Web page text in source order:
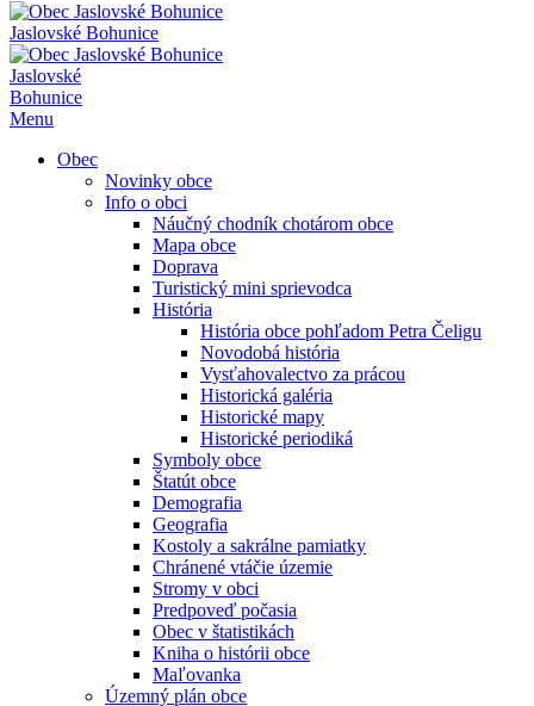
Jaslovské Bohunice
Jaslovské
Bohunice
Menu
Obec
Novinky obce
Info o obci
Náučný chodník chotárom obce
Mapa obce
Doprava
Turistický mini sprievodca
História
História obce pohľadom Petra Čeligu
Novodobá história
Vysťahovalectvo za prácou
Historická galéria
Historické mapy
Historické periodiká
Symboly obce
Štatút obce
Demografia
Geografia
Kostoly a sakrálne pamiatky
Chránené vtáčie územie
Stromy v obci
Predpoveď počasia
Obec v štatistikách
Kniha o histórii obce
Maľovanka
Územný plán obce